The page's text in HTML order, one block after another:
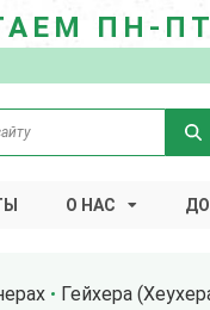
ПН-
О НАС
Гейхера